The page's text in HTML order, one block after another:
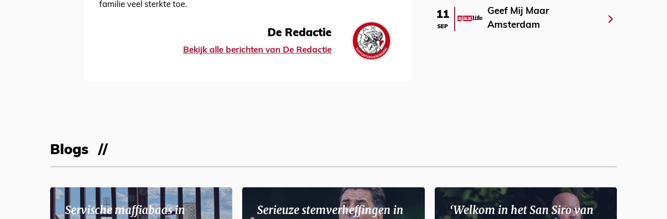
familie veel sterkte toe.
De Redactie
Bekijk alle berichten van De Redactie
11
SEP
Geef Mij Maar
Amsterdam
Blogs
Servische maffiabaas in
Serieuze stemverheffingen in
‘Welkom in het San Siro van